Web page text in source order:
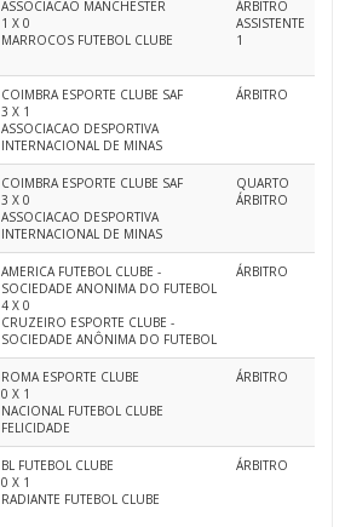
ASSOCIACAO MANCHESTER
1 X 0
MARROCOS FUTEBOL CLUBE
ÁRBITRO
ASSISTENTE
1
COIMBRA ESPORTE CLUBE SAF
3 X 1
ASSOCIACAO DESPORTIVA
INTERNACIONAL DE MINAS
ÁRBITRO
COIMBRA ESPORTE CLUBE SAF
3 X 0
ASSOCIACAO DESPORTIVA
INTERNACIONAL DE MINAS
QUARTO
ÁRBITRO
AMERICA FUTEBOL CLUBE -
SOCIEDADE ANONIMA DO FUTEBOL
4 X 0
CRUZEIRO ESPORTE CLUBE -
SOCIEDADE ANÔNIMA DO FUTEBOL
ÁRBITRO
ROMA ESPORTE CLUBE
0 X 1
NACIONAL FUTEBOL CLUBE
FELICIDADE
ÁRBITRO
BL FUTEBOL CLUBE
0 X 1
RADIANTE FUTEBOL CLUBE
ÁRBITRO